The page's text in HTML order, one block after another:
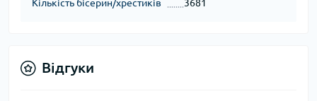
Кількість бісерин/хрестиків 3681
Відгуки